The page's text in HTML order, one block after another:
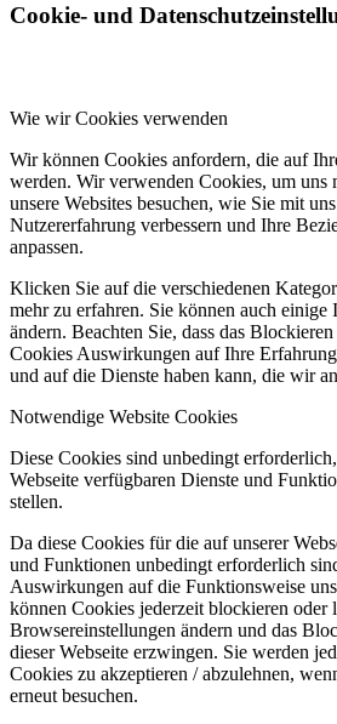
Cookie- und
Wie wir Cookies verwenden
Wir können Cookies anfordern, die auf
werden. Wir verwenden Cookies, um uns
unsere Websites besuchen, wie Sie mit
Nutzererfahrung verbessern und Ihre
anpassen.
Klicken Sie auf die verschiedenen
mehr zu erfahren. Sie können auch einige
ändern. Beachten Sie, dass das
Cookies Auswirkungen auf Ihre
und auf die Dienste haben kann, die wir
Notwendige Website Cookies
Diese Cookies sind unbedingt
Webseite verfügbaren Dienste und
stellen.
Da diese Cookies für die auf unserer
und Funktionen unbedingt erforderlich
Auswirkungen auf die Funktionsweise
können Cookies jederzeit blockieren oder
Browsereinstellungen ändern und das
dieser Webseite erzwingen. Sie werden
Cookies zu akzeptieren / abzulehnen,
erneut besuchen.